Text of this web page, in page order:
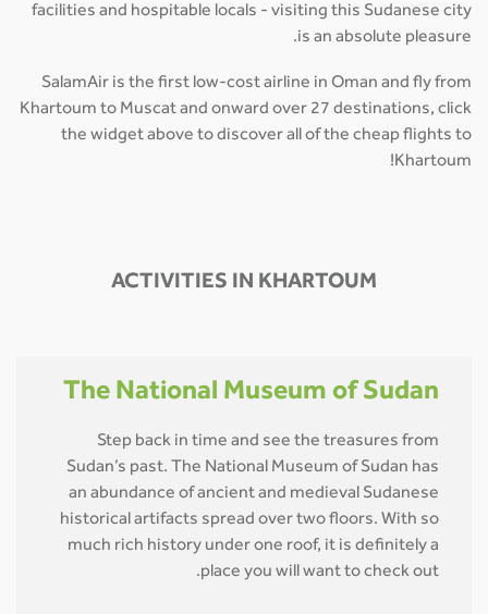
facilities and hospitable locals - visiting this Sudanese city
is an absolute pleasure.
SalamAir is the first low-cost airline in Oman and fly from
Khartoum to Muscat and onward over 27 destinations, click
the widget above to discover all of the cheap flights to
Khartoum!
ACTIVITIES IN KHARTOUM
The National Museum of Sudan
Step back in time and see the treasures from
Sudan’s past. The National Museum of Sudan has
an abundance of ancient and medieval Sudanese
historical artifacts spread over two floors. With so
much rich history under one roof, it is definitely a
place you will want to check out.